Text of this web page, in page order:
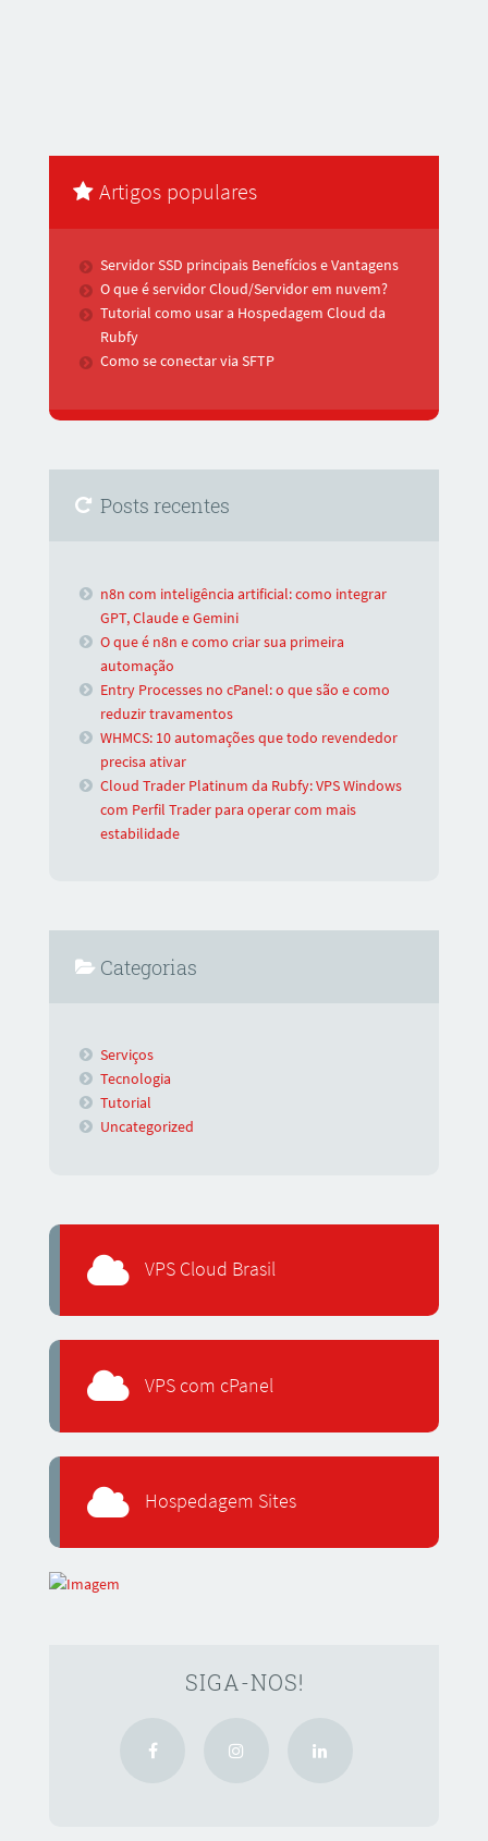
Artigos populares
Servidor SSD principais Benefícios e Vantagens
O que é servidor Cloud/Servidor em nuvem?
Tutorial como usar a Hospedagem Cloud da
Rubfy
Como se conectar via SFTP
Posts recentes
n8n com inteligência artificial: como integrar
GPT, Claude e Gemini
O que é n8n e como criar sua primeira
automação
Entry Processes no cPanel: o que são e como
reduzir travamentos
WHMCS: 10 automações que todo revendedor
precisa ativar
Cloud Trader Platinum da Rubfy: VPS Windows
com Perfil Trader para operar com mais
estabilidade
Categorias
Serviços
Tecnologia
Tutorial
Uncategorized
VPS Cloud Brasil
VPS com cPanel
Hospedagem Sites
SIGA-NOS!